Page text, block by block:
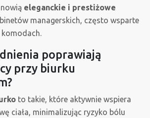
eleganckie i prestiżowe
managerskich, często wsparte
poprawiają
przy biurku
to takie, które aktywnie wspiera
ciała, minimalizując ryzyko bólu